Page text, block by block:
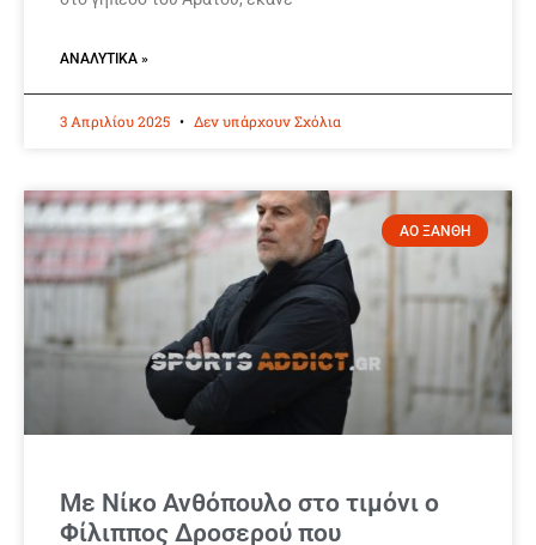
ΑΝΑΛΥΤΙΚΆ »
3 Απριλίου 2025 Δεν υπάρχουν Σχόλια
ΑΟ ΞΑΝΘΗ
Με Νίκο Ανθόπουλο στο τιμόνι ο
Φίλιππος Δροσερού που